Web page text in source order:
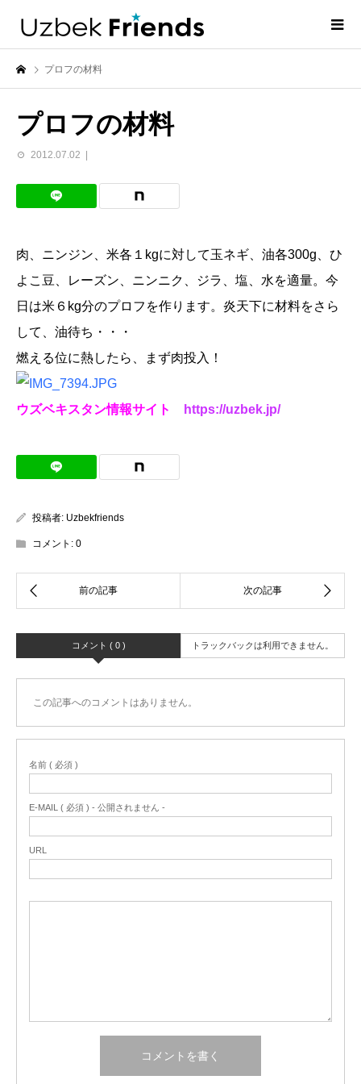
プロフの材料
プロフの材料
2012.07.02
肉、ニンジン、米各１kgに対して玉ネギ、油各300g、ひ
よこ豆、レーズン、ニンニク、ジラ、塩、水を適量。今
日は米６kg分のプロフを作ります。炎天下に材料をさら
して、油待ち・・・
燃える位に熱したら、まず肉投入！
ウズベキスタン情報サイト https://uzbek.jp/
投稿者: Uzbekfriends
コメント: 0
コメント ( 0 ) トラックバックは利用できません。
この記事へのコメントはありません。
名前 ( 必須 )
E-MAIL ( 必須 ) - 公開されません -
URL